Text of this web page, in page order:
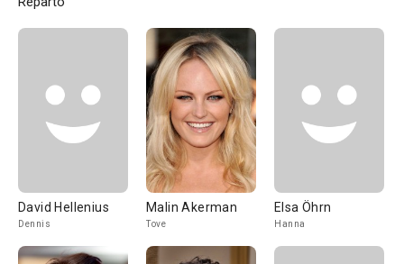
David Hellenius
Dennis
Malin Akerman
Tove
Elsa Öhrn
Hanna